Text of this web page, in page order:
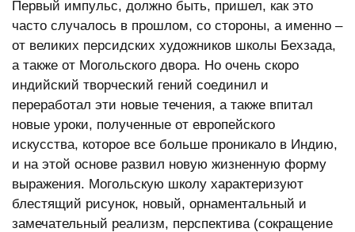
Первый импульс, должно быть, пришел, как это
часто случалось в прошлом, со стороны, а именно –
от великих персидских художников школы Бехзада,
а также от Могольского двора. Но очень скоро
индийский творческий гений соединил и
переработал эти новые течения, а также впитал
новые уроки, полученные от европейского
искусства, которое все больше проникало в Индию,
и на этой основе развил новую жизненную форму
выражения. Могольскую школу характеризуют
блестящий рисунок, новый, орнаментальный и
замечательный реализм, перспектива (сокращение